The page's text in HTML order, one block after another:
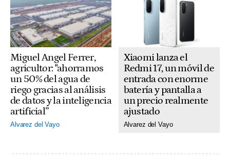
Miguel Angel Ferrer,
agricultor: "ahorramos
un 50% del agua de
riego gracias al análisis
de datos y la inteligencia
artificial”
Alvarez del Vayo
Xiaomi lanza el
Redmi 17, un móvil de
entrada con enorme
batería y pantalla a
un precio realmente
ajustado
Alvarez del Vayo